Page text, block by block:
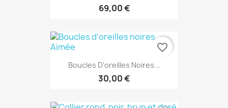
69,00 €
Boucles D'oreilles Noires...
30,00 €
favorite_border